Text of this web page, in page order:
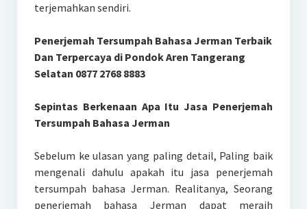
terjemahkan sendiri.
Penerjemah Tersumpah Bahasa Jerman Terbaik
Dan Terpercaya di Pondok Aren Tangerang
Selatan 0877 2768 8883
Sepintas Berkenaan Apa Itu Jasa Penerjemah
Tersumpah Bahasa Jerman
Sebelum ke ulasan yang paling detail, Paling baik
mengenali dahulu apakah itu jasa penerjemah
tersumpah bahasa Jerman. Realitanya, Seorang
penerjemah bahasa Jerman dapat meraih